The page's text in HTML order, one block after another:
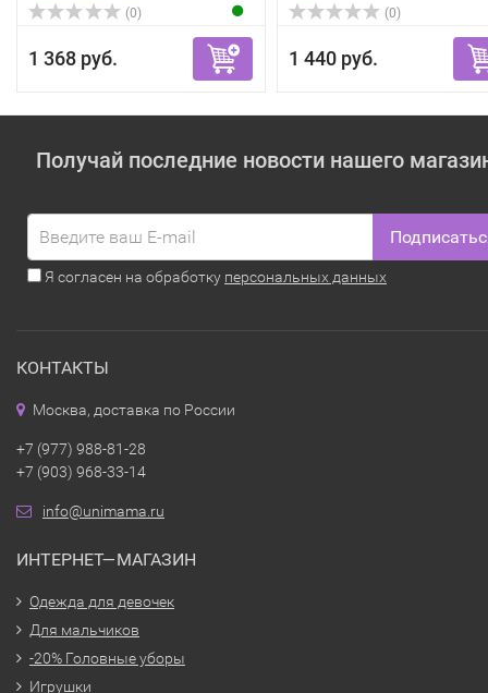
(0)
1 368 руб.
(0)
1 440 руб.
Получай последние новости нашего
Я согласен на обработку персональных данных
КОНТАКТЫ
Москва, доставка по России
+7 (977) 988-81-28
+7 (903) 968-33-14
info@unimama.ru
ИНТЕРНЕТ—МАГАЗИН
Одежда для девочек
Для мальчиков
-20% Головные уборы
Игрушки